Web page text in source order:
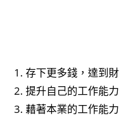
存下更多錢，達到
提升自己的工作能
藉著本業的工作能